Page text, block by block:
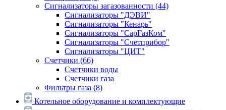
Сигнализаторы загазованности (44)
Сигнализаторы "ДЭВИ"
Сигнализаторы "Кенарь"
Сигнализаторы "СарГазКом"
Сигнализаторы "Счетприбор"
Сигнализаторы "ЦИТ"
Счетчики (66)
Счетчики воды
Счетчики газа
Фильтры газа (8)
Котельное оборудование и комплектующие